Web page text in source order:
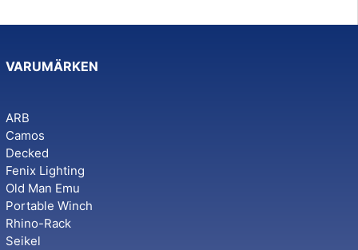
VARUMÄRKEN
ARB
Camos
Decked
Fenix Lighting
Old Man Emu
Portable Winch
Rhino-Rack
Seikel